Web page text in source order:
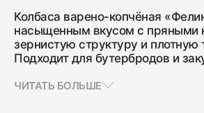
Ветчина "Для тостов"
1700
Колбаса варено-копчёная
насыщенным вкусом с пряными
зернистую структуру и плотную
Подходит для бутербродов и
ЧИТАТЬ БОЛЬШЕ